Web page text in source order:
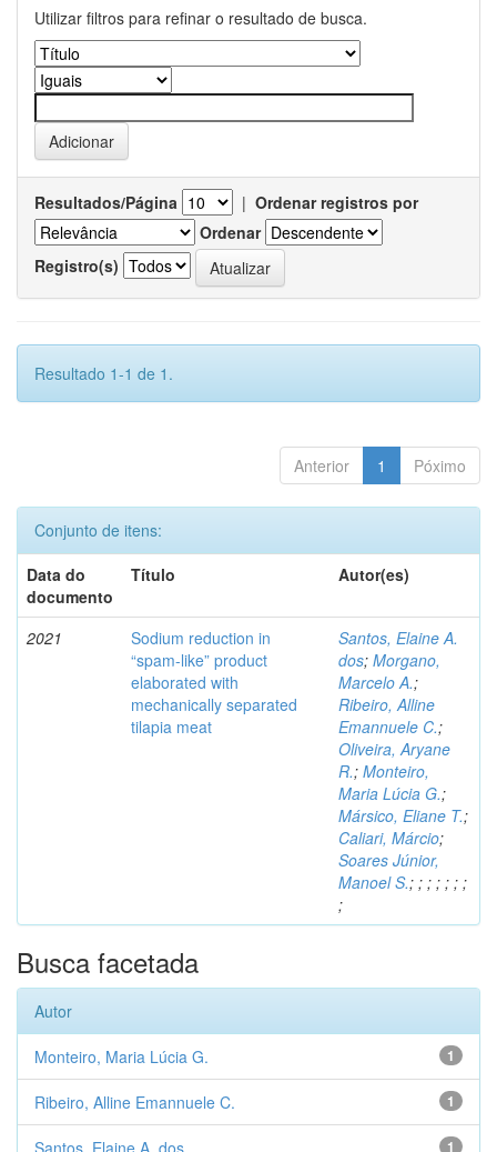
Utilizar filtros para refinar o resultado de busca.
Resultados/Página | Ordenar registros por
Ordenar
Registro(s)
Resultado 1-1 de 1.
Anterior 1 Póximo
Conjunto de itens:
Data do
documento
Título Autor(es)
2021
Sodium reduction in
“spam-like” product
elaborated with
mechanically separated
tilapia meat
Santos, Elaine A.
dos; Morgano,
Marcelo A.;
Ribeiro, Alline
Emannuele C.;
Oliveira, Aryane
R.; Monteiro,
Maria Lúcia G.;
Mársico, Eliane T.;
Caliari, Márcio;
Soares Júnior,
Manoel S.; ; ; ; ; ; ;
;
Busca facetada
Autor
1
Monteiro, Maria Lúcia G.
1
Ribeiro, Alline Emannuele C.
1